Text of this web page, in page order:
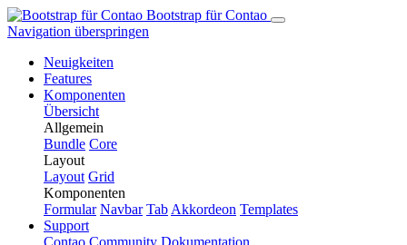
Bootstrap für Contao
Navigation überspringen
Neuigkeiten
Features
Komponenten
Übersicht
Allgemein
Bundle Core
Layout
Layout Grid
Komponenten
Formular Navbar Tab Ak­kor­de­on Templates
Support
Contao Community Dokumentation